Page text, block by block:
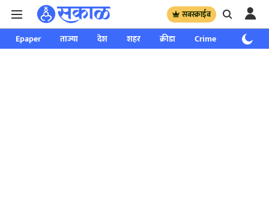
सबस्क्राईब
Epaper ताज्या देश शहर क्रीडा Crime साप्ताहिक